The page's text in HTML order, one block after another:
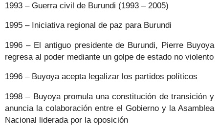
1993 – Guerra civil de Burundi (1993 – 2005)
1995 – Iniciativa regional de paz para Burundi
1996 – El antiguo presidente de Burundi, Pierre Buyoya
regresa al poder mediante un golpe de estado no violento
1996 – Buyoya acepta legalizar los partidos políticos
1998 – Buyoya promula una constitución de transición y
anuncia la colaboración entre el Gobierno y la Asamblea
Nacional liderada por la oposición